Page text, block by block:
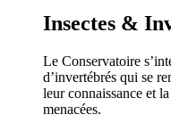
Insectes &
Le Conservatoire
d’invertébrés qui se
leur connaissance et
menacées.